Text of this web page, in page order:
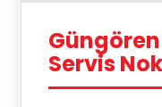
Servis